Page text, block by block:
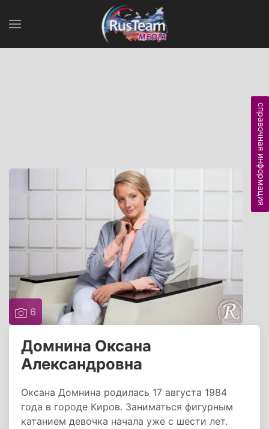
6
Домнина Оксана
Александровна
Оксана Домнина родилась 17 августа 1984
года в городе Киров. Заниматься фигурным
катанием девочка начала уже с шести лет.
справочная информация